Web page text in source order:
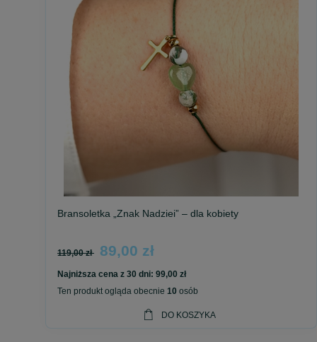
Bransoletka „Znak Nadziei” – dla kobiety
119,00 zł 89,00 zł
Najniższa cena z 30 dni: 99,00 zł
Ten produkt ogląda obecnie 10 osób
DO KOSZYKA